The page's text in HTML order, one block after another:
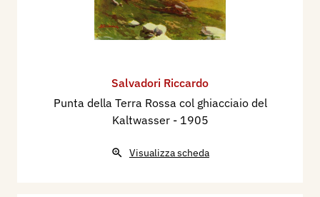
Salvadori Riccardo
Punta della Terra Rossa col ghiacciaio del
Kaltwasser - 1905
Visualizza scheda